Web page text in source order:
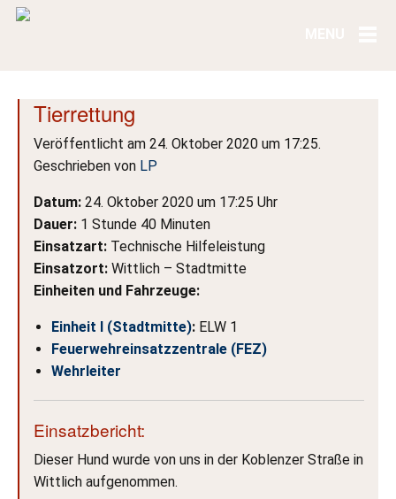
Tierrettung
Veröffentlicht am 24. Oktober 2020 um 17:25.
Geschrieben von LP
Datum: 24. Oktober 2020 um 17:25 Uhr
Dauer: 1 Stunde 40 Minuten
Einsatzart: Technische Hilfeleistung
Einsatzort: Wittlich – Stadtmitte
Einheiten und Fahrzeuge:
Einheit I (Stadtmitte): ELW 1
Feuerwehreinsatzzentrale (FEZ)
Wehrleiter
Einsatzbericht:
Dieser Hund wurde von uns in der Koblenzer Straße in
Wittlich aufgenommen.